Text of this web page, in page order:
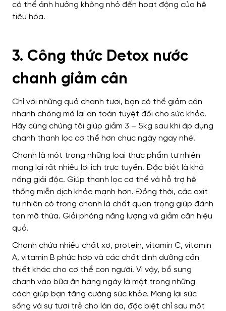
có thể ảnh hưởng không nhỏ đến hoạt động của hệ
tiêu hóa.
3. Công thức Detox nước
chanh giảm cân
Chỉ với những quả chanh tươi, bạn có thể giảm cân
nhanh chóng mà lại an toàn tuyệt đối cho sức khỏe.
Hãy cùng chúng tôi giúp giảm 3 – 5kg sau khi áp dụng
chanh thanh lọc cơ thể hơn chục ngày ngay nhé!
Chanh là một trong những loại thực phẩm tự nhiên
mang lại rất nhiều lợi ích trực tuyến. Đặc biệt là khả
năng giải độc. Giúp thanh lọc cơ thể và hỗ trợ hệ
thống miễn dịch khỏe mạnh hơn. Đồng thời, các axit
tự nhiên có trong chanh là chất quan trọng giúp đánh
tan mỡ thừa. Giải phóng năng lượng và giảm cân hiệu
quả.
Chanh chứa nhiều chất xơ, protein, vitamin C, vitamin
A, vitamin B phức hợp và các chất dinh dưỡng cần
thiết khác cho cơ thể con người. Vì vậy, bổ sung
chanh vào bữa ăn hàng ngày là một trong những
cách giúp bạn tăng cường sức khỏe. Mang lại sức
sống và sự tươi trẻ cho làn da, đặc biệt chỉ sau một